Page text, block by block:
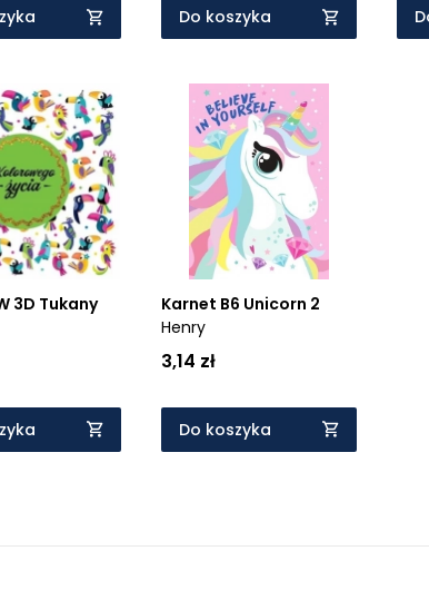
Do koszyka
3D Tukany
Karnet B6 Unicorn 2
Henry
3,14 zł
Do koszyka